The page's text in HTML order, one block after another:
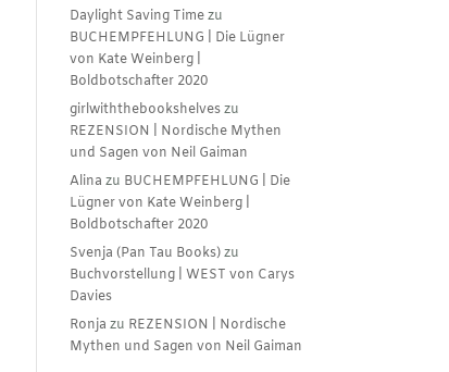
Daylight Saving Timezu
BUCHEMPFEHLUNG | Die Lügner
von Kate Weinberg |
Boldbotschafter 2020
girlwiththebookshelveszu
REZENSION | Nordische Mythen
und Sagen von Neil Gaiman
Alina zu BUCHEMPFEHLUNG | Die
Lügner von Kate Weinberg |
Boldbotschafter 2020
Svenja (Pan Tau Books)zu
Buchvorstellung | WEST von Carys
Davies
Ronja zu REZENSION | Nordische
Mythen und Sagen von Neil Gaiman